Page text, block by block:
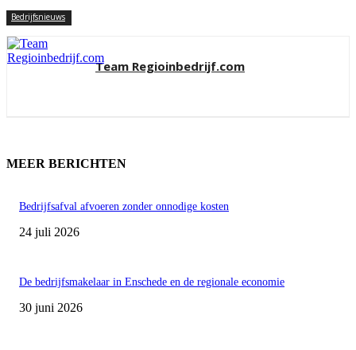
Bedrijfsnieuws
Team Regioinbedrijf.com
MEER BERICHTEN
Bedrijfsafval afvoeren zonder onnodige kosten
24 juli 2026
De bedrijfsmakelaar in Enschede en de regionale economie
30 juni 2026